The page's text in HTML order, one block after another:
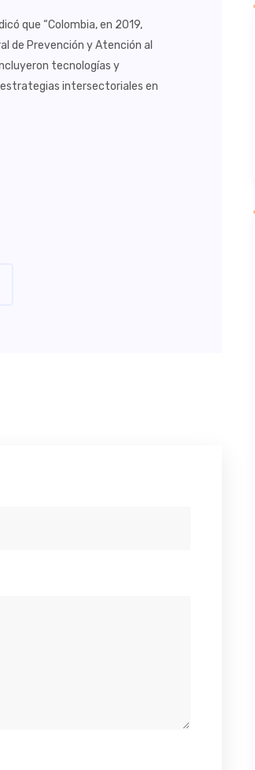
que “Colombia, en 2019,
de Prevención y Atención al
tecnologías y
intersectoriales en